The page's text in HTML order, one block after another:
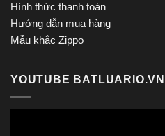
Hình thức thanh toán
Hướng dẫn mua hàng
Mẫu khắc Zippo
YOUTUBE BATLUARIO.VN